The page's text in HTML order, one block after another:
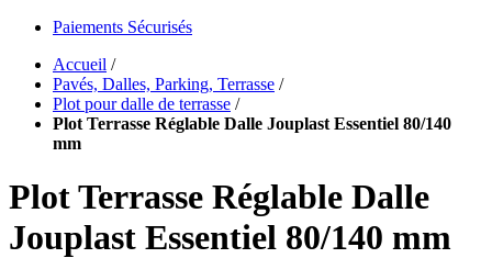
Paiements Sécurisés
Accueil /
Pavés, Dalles, Parking, Terrasse /
Plot pour dalle de terrasse /
Plot Terrasse Réglable Dalle Jouplast Essentiel 80/140
mm
Plot Terrasse Réglable Dalle
Jouplast Essentiel 80/140 mm